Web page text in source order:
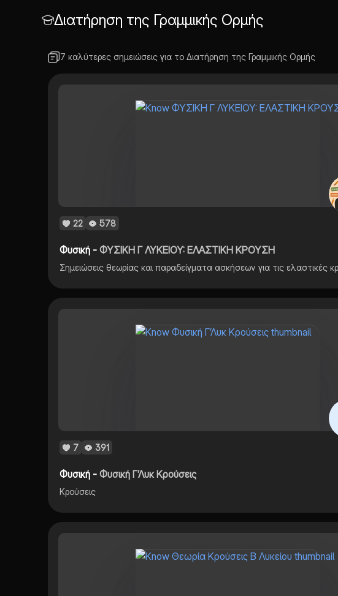
Διατήρηση της Γραμμικής Ορμής
7 καλύτερες σημειώσεις για το Διατήρηση της Γραμμικής Ορμής
22 578
Φυσική -ΦΥΣΙΚΗ Γ ΛΥΚΕΙΟΥ: ΕΛΑΣΤΙΚΗ ΚΡΟΥΣΗ
7 391
Φυσική -Φυσική Γ’Λυκ Κρούσεις
Κρούσεις